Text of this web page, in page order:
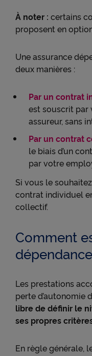
À noter : certains
proposent en
Une assurance
deux manières :
Par un contrat
est souscrit par
assureur, sans
Par un contrat
le biais d’un
par votre
Si vous le
contrat individuel
collectif.
Comment
Les prestations
perte d’autonomie
libre de définir le
ses propres
En règle générale,